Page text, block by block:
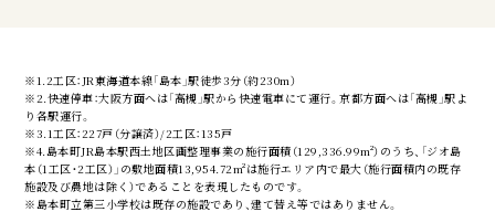
※1.2工区：JR東海道本線「島本」駅徒歩3分（約230m）
※2.快速停車：大阪方面へは「高槻」駅から快速電車にて運行。京都方面へは「高槻」駅よ
り各駅運行。
※3.1工区：227戸（分譲済）/2工区：135戸
※4.島本町JR島本駅西土地区画整理事業の施行面積（129,336.99m²）のうち、「ジオ島
本（1工区・2工区）」の敷地面積13,954.72m²は施行エリア内で最大（施行面積内の既存
施設及び農地は除く）であることを表現したものです。
※島本町立第三小学校は既存の施設であり、建て替え等ではありません。